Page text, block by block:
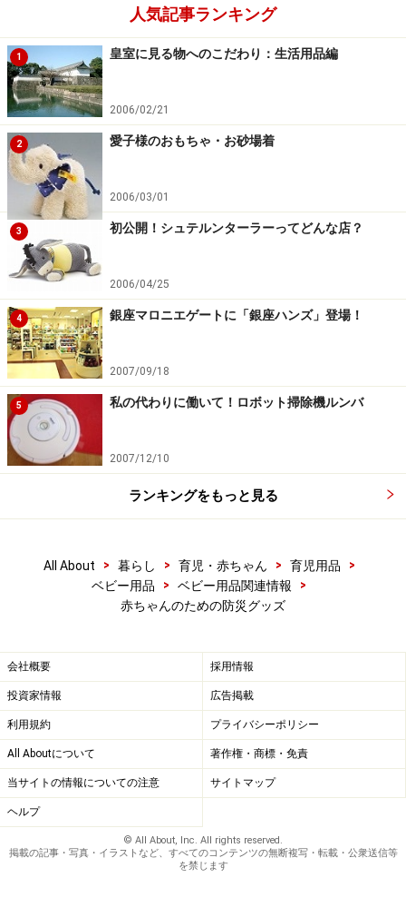
人気記事ランキング
1 皇室に見る物へのこだわり：生活用品編
2006/02/21
2 愛子様のおもちゃ・お砂場着
2006/03/01
3 初公開！シュテルンターラーってどんな店？
2006/04/25
4 銀座マロニエゲートに「銀座ハンズ」登場！
2007/09/18
5 私の代わりに働いて！ロボット掃除機ルンバ
2007/12/10
ランキングをもっと見る
All About > 暮らし > 育児・赤ちゃん > 育児用品
>
ベビー用品
> ベビー用品関連情報
>
赤ちゃんのための防災グッズ
会社概要 採用情報
投資家情報 広告掲載
利用規約 プライバシーポリシー
All Aboutについて 著作権・商標・免責
当サイトの情報についての注意 サイトマップ
ヘルプ
© All About, Inc. All rights reserved.
掲載の記事・写真・イラストなど、すべてのコンテンツの無断複写・転載・公衆送信等
を禁じます